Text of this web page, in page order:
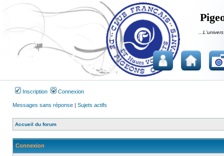
Inscription Connexion
Messages sans réponse | Sujets actifs
Accueil du forum
Connexion